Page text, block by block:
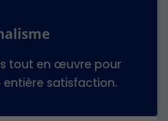
tout en œuvre pour
entière satisfaction.